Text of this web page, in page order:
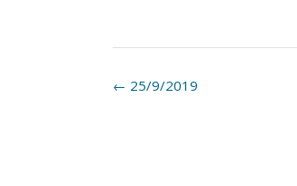
Post
← 25/9/2019